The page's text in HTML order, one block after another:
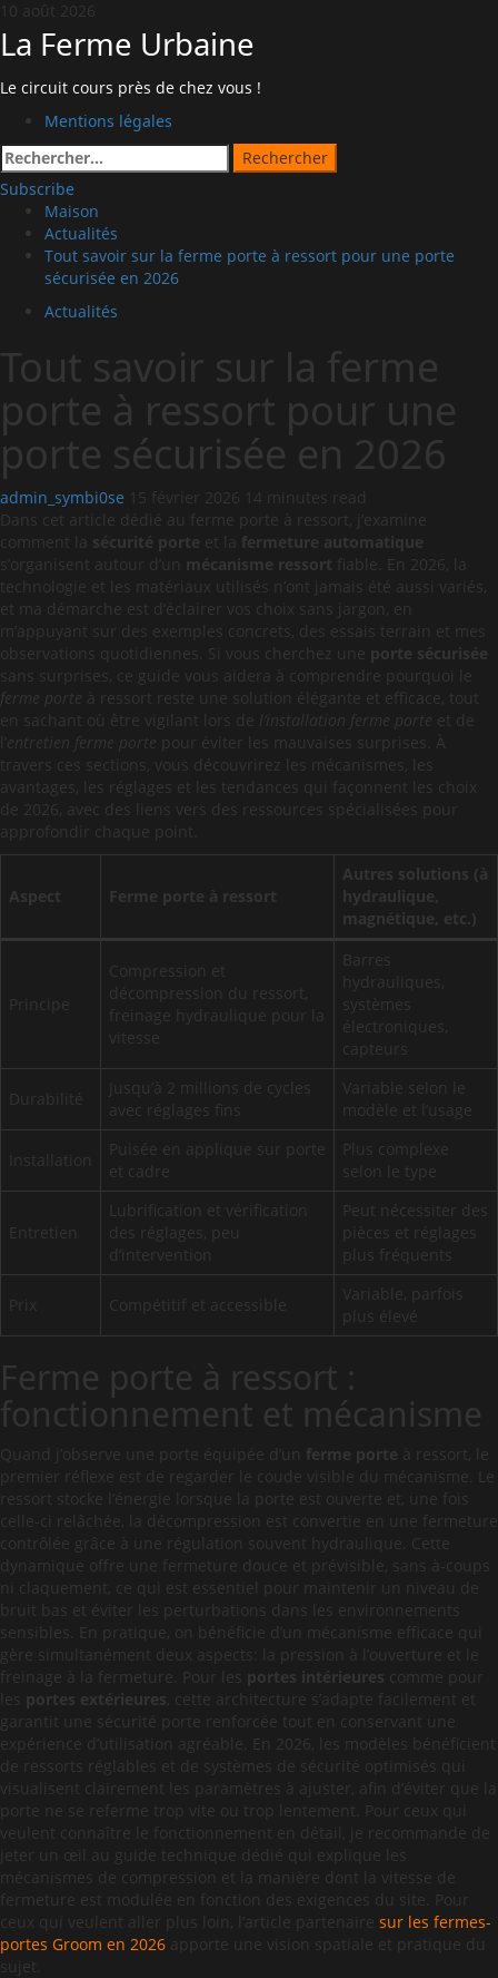
Passer
au
contenu
10 août 2026
La Ferme Urbaine
Le circuit cours près de chez vous !
Menu
principal
Mentions légales
Rechercher :
Subscribe
Maison
Actualités
Tout savoir sur la ferme porte à ressort pour une porte
sécurisée en 2026
Actualités
Tout savoir sur la ferme
porte à ressort pour une
porte sécurisée en 2026
admin_symbi0se 15 février 2026
14 minutes read
Dans cet article dédié au ferme porte à ressort, j’examine
comment la sécurité porte et la
fermeture automatique
s’organisent autour d’un mécanisme ressort fiable. En 2026, la
technologie et les matériaux utilisés n’ont jamais été aussi variés,
et ma démarche est d’éclairer vos choix sans jargon, en
m’appuyant sur des exemples concrets, des essais terrain et mes
observations quotidiennes. Si vous cherchez une porte sécurisée
sans surprises, ce guide vous aidera à comprendre pourquoi le
ferme porte à ressort reste une solution élégante et efficace, tout
en sachant où être vigilant lors de l’installation ferme porte et de
l’entretien ferme porte pour éviter les mauvaises surprises. À
travers ces sections, vous découvrirez les mécanismes, les
avantages, les réglages et les tendances qui façonnent les choix
de 2026, avec des liens vers des ressources spécialisées pour
approfondir chaque point.
Aspect Ferme porte à ressort
Autres solutions (à
hydraulique,
magnétique, etc.)
Principe
Compression et
décompression du ressort,
freinage hydraulique pour la
vitesse
Barres
hydrauliques,
systèmes
électroniques,
capteurs
Durabilité
Jusqu’à 2 millions de cycles
avec réglages fins
Variable selon le
modèle et l’usage
Installation
Puisée en applique sur porte
et cadre
Plus complexe
selon le type
Entretien
Lubrification et vérification
des réglages, peu
d’intervention
Peut nécessiter des
pièces et réglages
plus fréquents
Prix Compétitif et accessible
Variable, parfois
plus élevé
Ferme porte à ressort :
fonctionnement et mécanisme
Quand j’observe une porte équipée d’un ferme porte à ressort, le
premier réflexe est de regarder le coude visible du mécanisme. Le
ressort stocke l’énergie lorsque la porte est ouverte et, une fois
celle-ci relâchée, la décompression est convertie en une fermeture
contrôlée grâce à une régulation souvent hydraulique. Cette
dynamique offre une fermeture douce et prévisible, sans à-coups
ni claquement, ce qui est essentiel pour maintenir un niveau de
bruit bas et éviter les perturbations dans les environnements
sensibles. En pratique, on bénéficie d’un mécanisme efficace qui
gère simultanément deux aspects: la pression à l’ouverture et le
freinage à la fermeture. Pour les portes intérieures comme pour
les portes extérieures , cette architecture s’adapte facilement et
garantit une sécurité porte renforcée tout en conservant une
expérience d’utilisation agréable. En 2026, les modèles bénéficient
de ressorts réglables et de systèmes de sécurité optimisés qui
visualisent clairement les paramètres à ajuster, afin d’éviter que la
porte ne se referme trop vite ou trop lentement. Pour ceux qui
veulent connaître le fonctionnement en détail, je recommande de
jeter un œil au guide technique dédié qui explique les
mécanismes de compression et la manière dont la vitesse de
fermeture est modulée en fonction des exigences du site. Pour
ceux qui veulent aller plus loin, l’article partenaire sur les fermes-
portes Groom en 2026 apporte une vision spatiale et pratique du
sujet.